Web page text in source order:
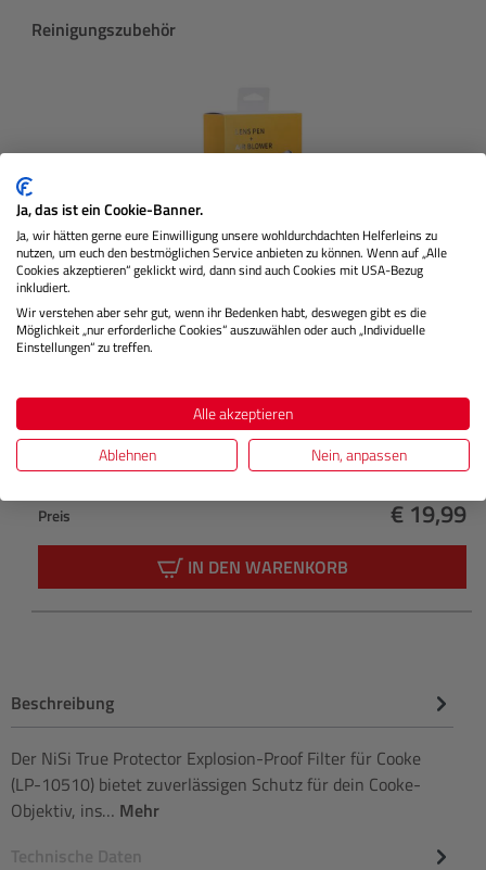
Produktgalerie überspringen
Reinigungszubehör
Cleaning Kit (Lens Pen + Power Blower)
Lagernd
Preis € 19,99
IN DEN WARENKORB
Beschreibung
Der NiSi True Protector Explosion-Proof Filter für Cooke
(LP-10510) bietet zuverlässigen Schutz für dein Cooke-
Objektiv, ins… Mehr
Technische Daten
Ja, das ist ein Cookie-Banner.
Ja, wir hätten gerne eure Einwilligung unsere wohldurchdachten Helferleins zu
nutzen, um euch den bestmöglichen Service anbieten zu können. Wenn auf „Alle
Cookies akzeptieren“ geklickt wird, dann sind auch Cookies mit USA-Bezug
inkludiert.
Wir verstehen aber sehr gut, wenn ihr Bedenken habt, deswegen gibt es die
Möglichkeit „nur erforderliche Cookies“ auszuwählen oder auch „Individuelle
Einstellungen“ zu treffen.
Alle akzeptieren
Ablehnen
Nein, anpassen